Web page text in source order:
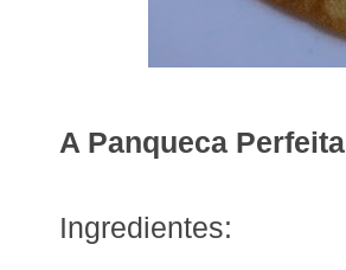
A Panqueca Perfeita
Ingredientes: